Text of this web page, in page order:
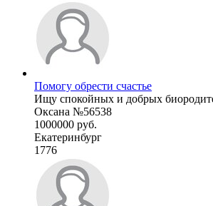
Помогу обрести счастье
Ищу спокойных и добрых
Оксана №56538
1000000 руб.
Екатеринбург
1776